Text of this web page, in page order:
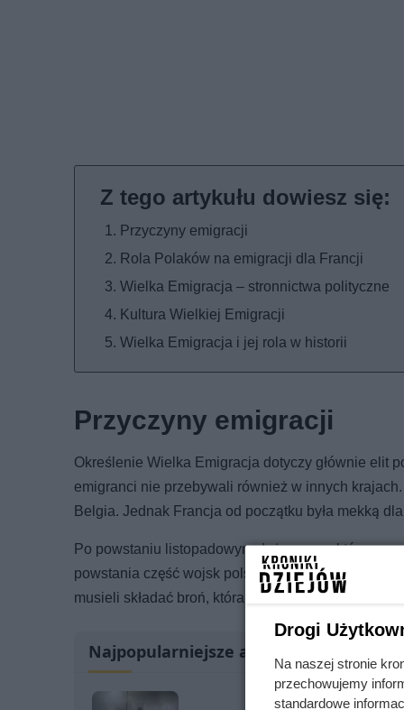
Przyczyny emigracji
Rola Polaków na emigracji dla Francji
Wielka Emigracja – stronnictwa polityczne
Kultura Wielkiej Emigracji
Wielka Emigracja i jej rola w historii
Przyczyny emigracji
Określenie Wielka Emigracja dotyczy głównie elit
emigranci nie przebywali również w innych
Belgia. Jednak Francja od początku była mekką
Po powstaniu listopadowym dużą grupą, która
powstania część wojsk polskich została
musieli składać broń, która trafiała w ręce armii
Najpopularniejsze artykuły
Drogi
Na naszej stronie
przechowujemy
standardowe